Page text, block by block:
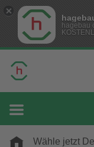
hagebau
Wähle jetzt